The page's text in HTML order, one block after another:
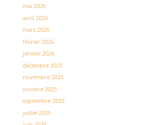
mai 2026
avril 2026
mars 2026
février 2026
janvier 2026
décembre 2025
novembre 2025
octobre 2025
septembre 2025
juillet 2025